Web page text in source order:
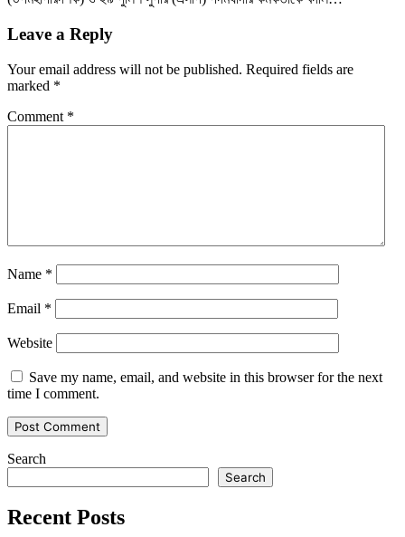
Leave a Reply
Your email address will not be published. Required fields are
marked *
Comment *
Name *
Email *
Website
Save my name, email, and website in this browser for the next
time I comment.
Search
Search
Recent Posts